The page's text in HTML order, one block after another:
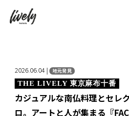
2026.06.04 | 地元発見
THE LIVELY 東京麻布十番
カジュアルな南仏料理とセレ
ロ。アートと人が集まる『